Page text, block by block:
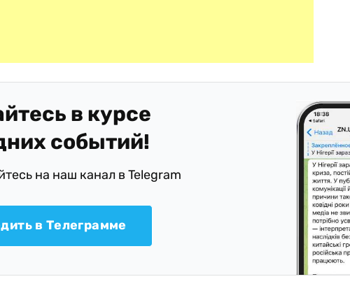
в курсе
событий!
на наш канал в Telegram
в Телеграмме